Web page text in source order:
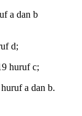
a dan b
d;
huruf c;
a dan b.